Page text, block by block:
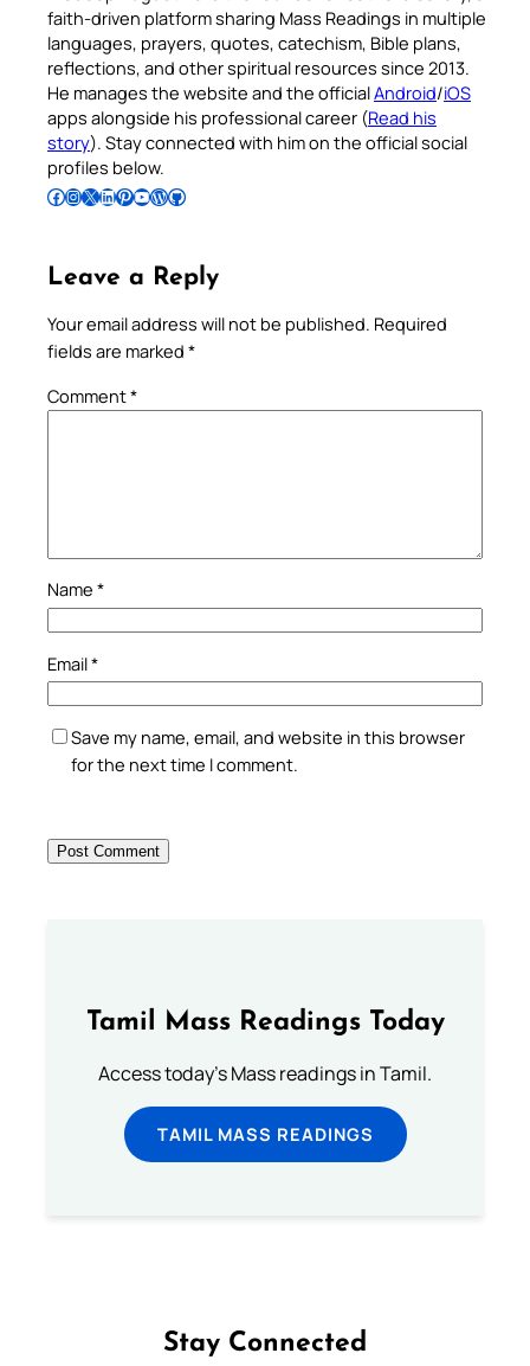
faith-driven platform sharing Mass Readings in multiple
languages, prayers, quotes, catechism, Bible plans,
reflections, and other spiritual resources since 2013.
He manages the website and the officialAndroid/iOS
apps alongside his professional career (Read his
story). Stay connected with him on the official social
profiles below.
Follow Pradeep on Facebook Follow Pradeep on InstagramFollow Pradeep on X Follow Pradeep on LinkedIn Follow Pradeep on Pinterest Subscribe to Pradeep’s Youtube Channel Follow Pradeep on WordPress Follow Pradeep on GitHub
Leave a Reply
Your email address will not be published. Required
fields are marked *
Comment*
Name *
Email*
Save my name, email, and website in this browser
for the next time I comment.
Tamil Mass Readings Today
Access today's Mass readings in Tamil.
TAMIL MASS READINGS
Stay Connected